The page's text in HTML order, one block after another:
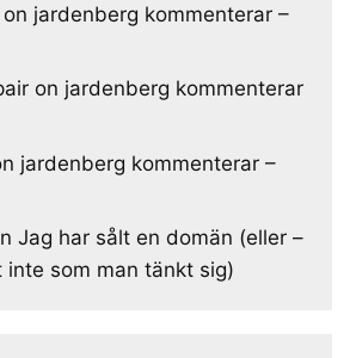
on jardenberg kommenterar –
on jardenberg kommenterar
jardenberg kommenterar –
Jag har sålt en domän (eller –
som man tänkt sig)